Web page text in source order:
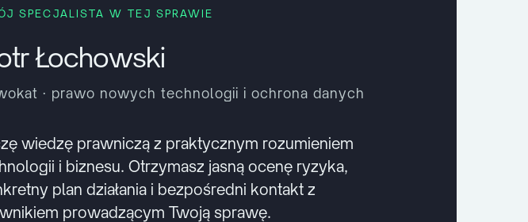
SPECJALISTA W TEJ SPRAWIE
Łochowski
· prawo nowych technologii i ochrona danych
wiedzę prawniczą z praktycznym rozumieniem
i biznesu. Otrzymasz jasną ocenę ryzyka,
plan działania i bezpośredni kontakt z
prowadzącym Twoją sprawę.